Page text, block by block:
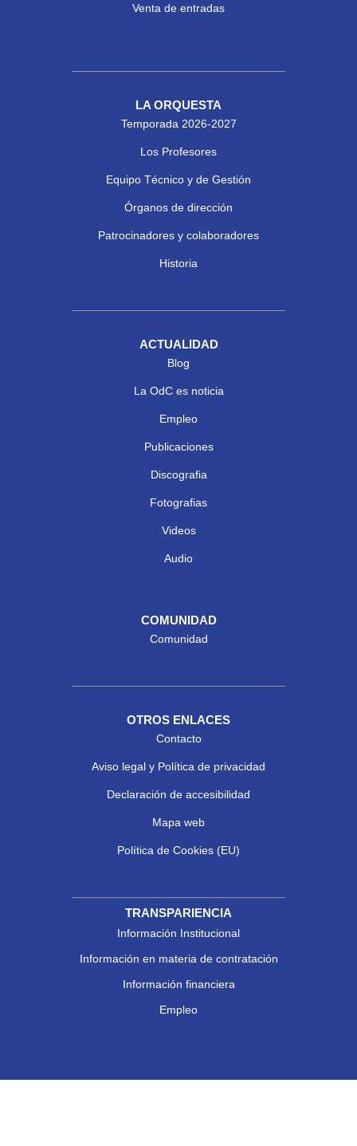
Venta de entradas
LA ORQUESTA
Temporada 2026-2027
Los Profesores
Equipo Técnico y de Gestión
Órganos de dirección
Patrocinadores y colaboradores
Historia
ACTUALIDAD
Blog
La OdC es noticia
Empleo
Publicaciones
Discografia
Fotografias
Videos
Audio
COMUNIDAD
Comunidad
OTROS ENLACES
Contacto
Aviso legal y Política de privacidad
Declaración de accesibilidad
Mapa web
Política de Cookies (EU)
TRANSPARIENCIA
Información Institucional
Información en materia de contratación
Información financiera
Empleo